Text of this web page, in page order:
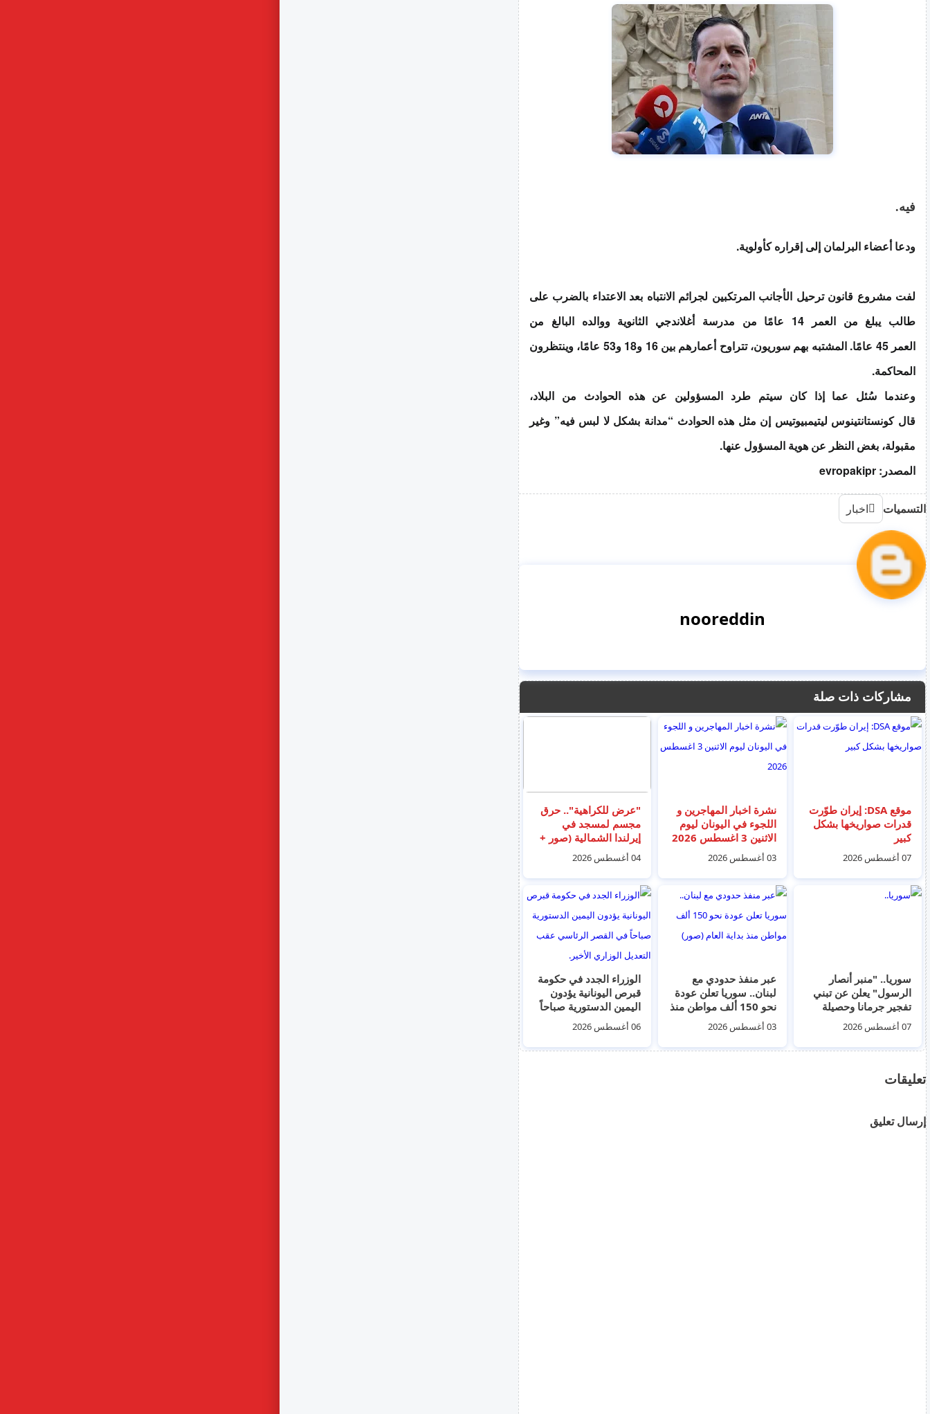
فيه.
ودعا أعضاء البرلمان إلى إقراره كأولوية.
لفت مشروع قانون ترحيل الأجانب المرتكبين لجرائم الانتباه بعد الاعتداء بالضرب على
طالب يبلغ من العمر 14 عامًا من مدرسة أغلاندجي الثانوية ووالده البالغ من
العمر 45 عامًا. المشتبه بهم سوريون، تتراوح أعمارهم بين 16 و18 و53 عامًا، وينتظرون
المحاكمة.
وعندما سُئل عما إذا كان سيتم طرد المسؤولين عن هذه الحوادث من البلاد،
قال كونستانتينوس ليتيمبيوتيس إن مثل هذه الحوادث “مدانة بشكل لا لبس فيه” وغير
مقبولة، بغض النظر عن هوية المسؤول عنها.
المصدر: evropakipr
التسميات اخبار
nooreddin
مشاركات ذات صلة
موقع DSA: إيران طوّرت
قدرات صواريخها بشكل
كبير
07 أغسطس 2026
نشرة اخبار المهاجرين و
اللجوء في اليونان ليوم
الاثنين 3 اغسطس 2026
03 أغسطس 2026
"عرض للكراهية".. حرق
مجسم لمسجد في
إيرلندا الشمالية (صور +
فيديو)04 أغسطس 2026
سوريا.. "منبر أنصار
الرسول" يعلن عن تبني
تفجير جرمانا وحصيلة
قتيل وجريح
07 أغسطس 2026
عبر منفذ حدودي مع
لبنان.. سوريا تعلن عودة
نحو 150 ألف مواطن منذ
بداية العام (صور)03 أغسطس 2026
الوزراء الجدد في حكومة
قبرص اليونانية يؤدون
اليمين الدستورية صباحاً
في القصر الرئاسي عقب
التعديل الوزاري الأخير.
06 أغسطس 2026
تعليقات
إرسال تعليق